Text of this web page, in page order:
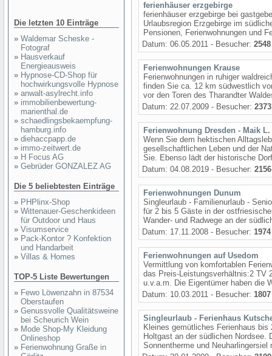
Die letzten 10 Einträge
» Waldemar Scheske -
Fotograf
» Hausverkauf
Energieausweis
» Hypnose-CD-Shop für
hochwirkungsvolle Hypnose
» anwalt-asylrecht.info
» immobilienbewertung-
marienthal.de
» schaedlingsbekaempfung-
hamburg.info
» diehaccpapp.de
» immo-zeitwert.de
» H Focus AG
» Gebrüder GONZALEZ AG
Die 5 beliebtesten Einträge
» PHPlinx-Shop
» Wittenauer-Geschenkideen
für Outdoor und Haus
» Visumservice
» Pack-Kontor ? Konfektion
und Handarbeit
» Villas & Homes
TOP-5 Liste Bewertungen
» Fewo Löwenzahn in 87534
Oberstaufen
» Genussvolle Qualitätsweine
bei Scheurich Wein
» Mode Shop-My Kleidung
Onlineshop
» Ferienwohnung Graße in
ferienhäuser erzgebirge
ferienhäuser erzgebirge bei
Urlaubsregion Erzgebirge im
Pensionen, Ferienwohnungen und
Datum: 06.05.2011 - Besucher: 2548
Ferienwohnungen Krause
Ferienwohnungen in ruhiger
finden Sie ca. 12 km südwestlich
vor den Toren des Tharandter
Datum: 22.07.2009 - Besucher: 2373
Ferienwohnung Dresden - Maik
Wenn Sie dem hektischen
gesellschaftlichen Leben und der
Sie. Ebenso lädt der historische
Datum: 04.08.2019 - Besucher: 2156
Ferienwohnungen Dunum
Singleurlaub - Familienurlaub -
für 2 bis 5 Gäste in der
Wander- und Radwege an der
Datum: 17.11.2008 - Besucher: 1974
Ferienwohnungen auf Usedom
Vermittlung von komfortablen
das Preis-Leistungsverhältnis:2 TV
u.v.a.m. Die Eigentümer haben die
Datum: 10.03.2011 - Besucher: 1807
Singleurlaub - Ferienhaus
Kleines gemütliches Ferienhaus
Holtgast an der südlichen Nordsee.
Sonnentherme und